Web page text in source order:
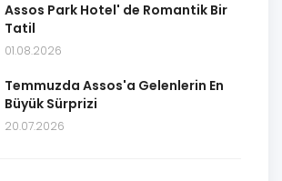
Assos Park Hotel' de Romantik Bir
Tatil
01.08.2026
Temmuzda Assos'a Gelenlerin En
Büyük Sürprizi
20.07.2026